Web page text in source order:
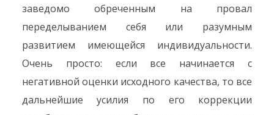
заведомо обреченным на провал
переделыванием себя или разумным
развитием имеющейся индивидуальности.
Очень просто: если все начинается с
негативной оценки исходного качества, то все
дальнейшие усилия по его коррекции